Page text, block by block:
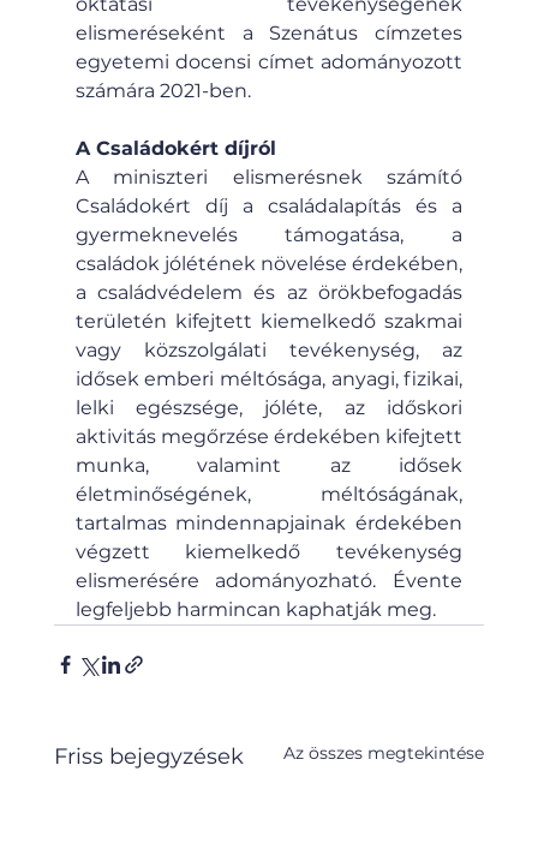
elismeréseként a Szenátus címzetes
egyetemi docensi címet adományozott
számára 2021-ben.
A Családokért díjról
A miniszteri elismerésnek számító
Családokért díj a családalapítás és a
gyermeknevelés támogatása, a
családok jólétének növelése érdekében,
a családvédelem és az örökbefogadás
területén kifejtett kiemelkedő szakmai
vagy közszolgálati tevékenység, az
idősek emberi méltósága, anyagi, fizikai,
lelki egészsége, jóléte, az időskori
aktivitás megőrzése érdekében kifejtett
munka, valamint az idősek
életminőségének, méltóságának,
tartalmas mindennapjainak érdekében
végzett kiemelkedő tevékenység
elismerésére adományozható. Évente
legfeljebb harmincan kaphatják meg.
Friss bejegyzések Az összes megtekintése